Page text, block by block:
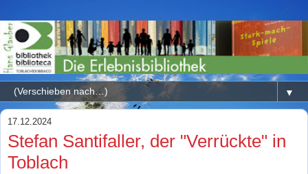
▼
17.12.2024
Stefan Santifaller, der "Verrückte" in
Toblach